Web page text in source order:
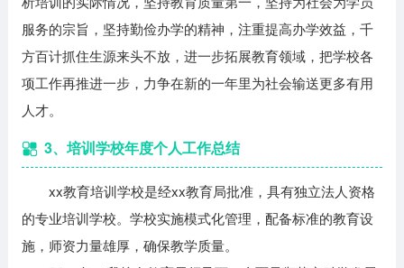
服务的宗旨，坚持勤俭办学的精神，注重提高办学效益，千
方百计抓住生源来头不放，进一步拓展教育领域，把学校各
项工作再推进一步，力争在新的一年里为社会输送更多有用
人才。
3、培训学校年度个人工作总结
xx教育培训学校是经xx教育局批准，具有独立法人资格
的专业培训学校。学校实施模式化管理，配备标准的教育设
施，师资力量雄厚，确保教学质量。